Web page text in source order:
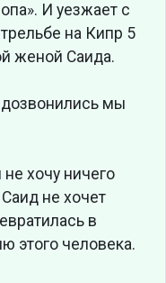
И уезжает с
на Кипр 5
женой Саида.
дозвонились мы
хочу ничего
не хочет
в
этого человека.